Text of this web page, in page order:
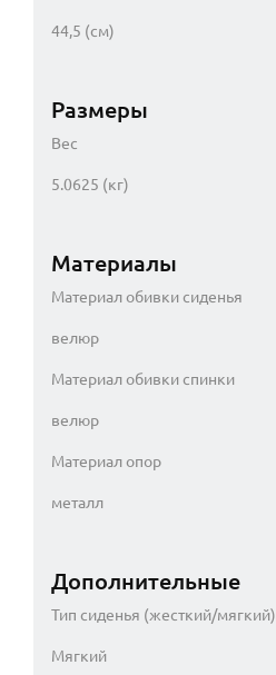
44,5 (см)
Размеры
Вес
5.0625 (кг)
Материалы
Материал обивки сиденья
велюр
Материал обивки спинки
велюр
Материал опор
металл
Дополнительные
Тип сиденья (жесткий/мягкий)
Мягкий